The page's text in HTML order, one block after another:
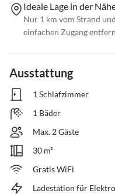
Ideale Lage in der
Nur 1 km vom Strand
einfachen Zugang
Ausstattung
1 Schlafzimmer
1 Bäder
Max. 2 Gäste
30 m²
Gratis WiFi
Ladestation für